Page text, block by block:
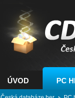
CDH.cz -
PS, XBOX
ÚVOD PC